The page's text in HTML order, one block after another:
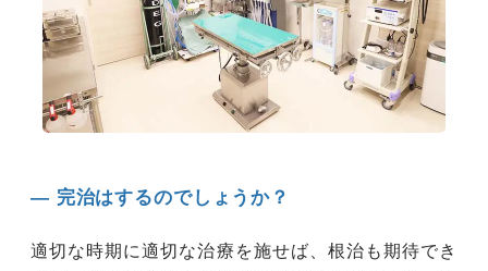
― 完治はするのでしょうか？
適切な時期に適切な治療を施せば、根治も期待でき